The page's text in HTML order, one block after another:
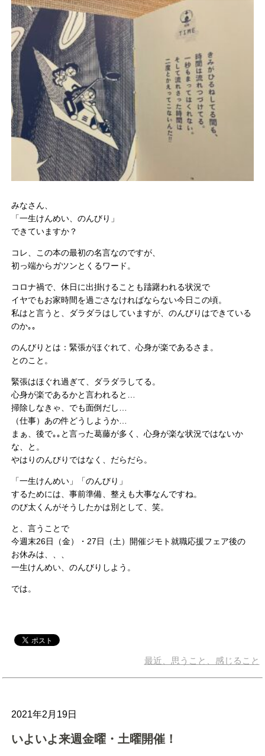
みなさん、
「一生けんめい、のんびり」
できていますか？
コレ、この本の最初の名言なのですが、
初っ端からガツンとくるワード。
コロナ禍で、休日に出掛けることも躊躇われる状況で
イヤでもお家時間を過ごさなければならない今日この頃。
私はと言うと、ダラダラはしていますが、のんびりはできている
のか｡｡
のんびりとは：緊張がほぐれて、心身が楽であるさま。
とのこと。
緊張はほぐれ過ぎて、ダラダラしてる。
心身が楽であるかと言われると…
掃除しなきゃ、でも面倒だし…
（仕事）あの件どうしようか…
まぁ、後で｡｡と言った葛藤が多く、心身が楽な状況ではないか
な、と。
やはりのんびりではなく、だらだら。
「一生けんめい」「のんびり」
するためには、事前準備、整えも大事なんですね。
のび太くんがそうしたかは別として、笑。
と、言うことで
今週末26日（金）・27日（土）開催ジモト就職応援フェア後の
お休みは、、、
一生けんめい、のんびりしよう。
では。
最近、思うこと、感じること
2021年2月19日
いよいよ来週金曜・土曜開催！